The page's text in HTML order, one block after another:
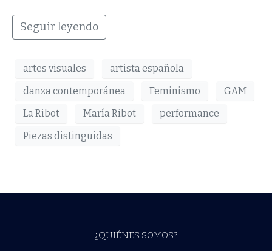
Seguir leyendo
artes visuales
artista española
danza contemporánea
Feminismo
GAM
La Ribot
María Ribot
performance
Piezas distinguidas
¿QUIÉNES SOMOS?